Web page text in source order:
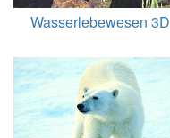
Wasserlebewesen 3D